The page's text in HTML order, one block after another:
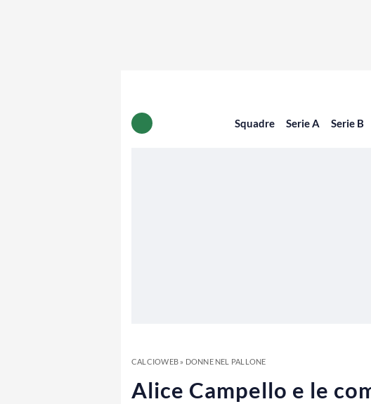
Squadre Serie A Serie B
CALCIOWEB» DONNE NEL PALLONE
Alice Campello e le